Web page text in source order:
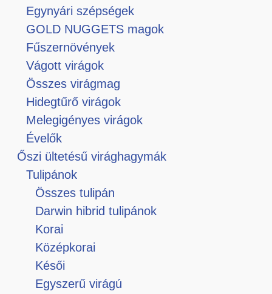
Egynyári szépségek
GOLD NUGGETS magok
Fűszernövények
Vágott virágok
Összes virágmag
Hidegtűrő virágok
Melegigényes virágok
Évelők
Őszi ültetésű virághagymák
Tulipánok
Összes tulipán
Darwin hibrid tulipánok
Korai
Középkorai
Késői
Egyszerű virágú